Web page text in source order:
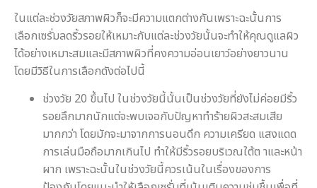
ในแต่ละช่วงวัยสภาพผิวก็จะมีความแตกต่างกันเพราะฉะนั้นการ
เลือกเซรั่มลดริ้วรอยให้เหมาะกับแต่ละช่วงวัยนั้นจะทำให้คุณดูแลผิว
ได้อย่างเหมาะสมและมีสภาพผิวที่คงความอ่อนเยาว์อย่างยาวนาน
โดยมีวิธีในการเลือกดังต่อไปนี้
ช่วงวัย 20 ขึ้นไป ในช่วงวัยนี้นั้นเป็นช่วงวัยที่ยังไม่ค่อยมีริ้ว
รอยลึกมากนักแต่จะพบเจอกับปัญหาทำร้ายผิวสะสมเสีย
มากกว่า โดยมักจะมาจากการนอนดึก ความเครียด แสงแดด
การเล่นมือถือมากเกินไป ทำให้มีริ้วรอยบริเวณใต้ต าและหน้า
ผาก เพราะฉะนั้นในช่วงวัยนี้ควรเน้นในเรื่องของการ